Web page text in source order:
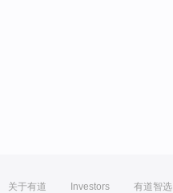
关于有道 Investors 有道智选